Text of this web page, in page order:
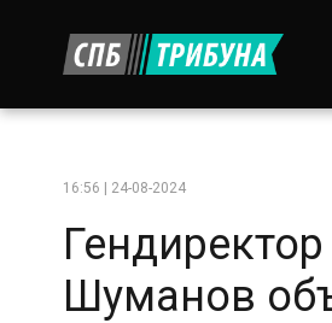
16:56 | 24-08-2024
Шуманов